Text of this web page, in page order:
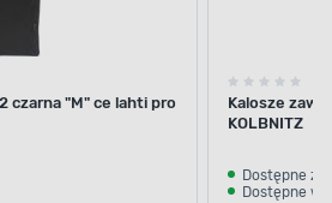
czarna "M" ce lahti pro
Kalosze
KOLBNITZ
Dostępne z
Dostępne w